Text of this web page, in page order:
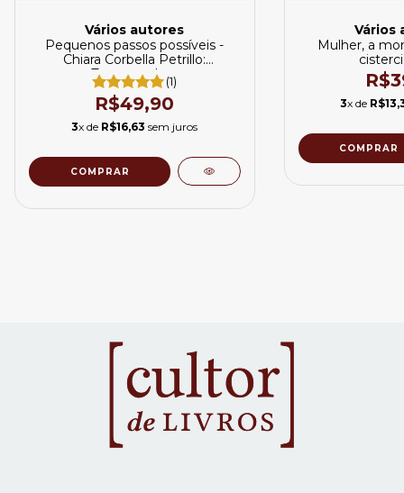
Vários autores
Pequenos passos possíveis -
Chiara Corbella Petrillo:
Testemunhos
(1)
R$49,90
3x de R$16,63 sem juros
Vários
Mulher, a
3x de